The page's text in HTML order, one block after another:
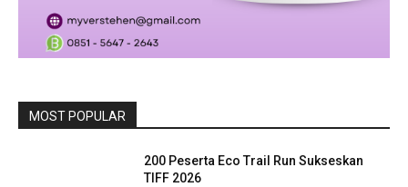
MOST POPULAR
200 Peserta Eco Trail Run Sukseskan
TIFF 2026